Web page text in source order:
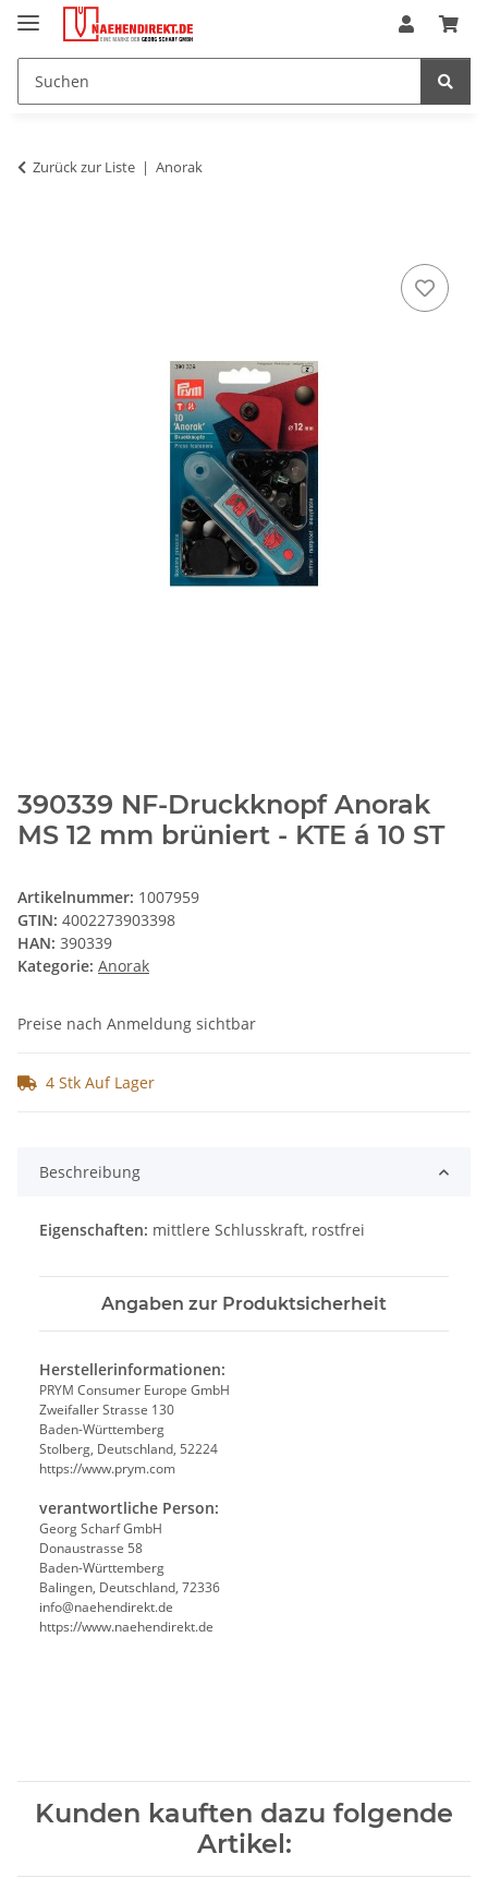
Zurück zur Liste Anorak
390339 NF-Druckknopf Anorak
MS 12 mm brüniert - KTE á 10 ST
Artikelnummer: 1007959
GTIN: 4002273903398
HAN: 390339
Kategorie: Anorak
Preise nach Anmeldung sichtbar
4 Stk Auf Lager
Beschreibung
Eigenschaften: mittlere Schlusskraft, rostfrei
Angaben zur Produktsicherheit
Herstellerinformationen:
PRYM Consumer Europe GmbH
Zweifaller Strasse 130
Baden-Württemberg
Stolberg, Deutschland, 52224
https://www.prym.com
verantwortliche Person:
Georg Scharf GmbH
Donaustrasse 58
Baden-Württemberg
Balingen, Deutschland, 72336
info@naehendirekt.de
https://www.naehendirekt.de
Kunden kauften dazu folgende
Artikel: